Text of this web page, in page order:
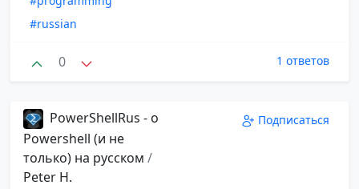
#russian
0 1 ответов
PowerShellRus - о
Powershell (и не
только) на русском /
Peter H.
Подписаться